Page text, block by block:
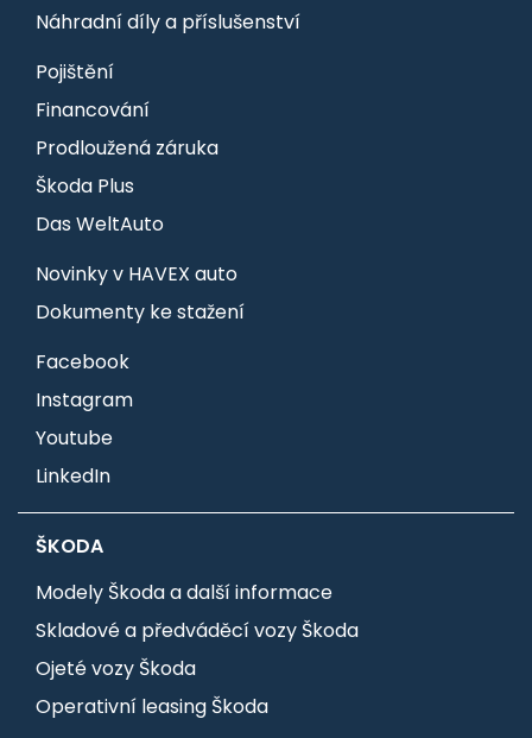
Náhradní díly a příslušenství
Pojištění
Financování
Prodloužená záruka
Škoda Plus
Das WeltAuto
Novinky v HAVEX auto
Dokumenty ke stažení
Facebook
Instagram
Youtube
LinkedIn
ŠKODA
Modely Škoda a další informace
Skladové a předváděcí vozy Škoda
Ojeté vozy Škoda
Operativní leasing Škoda